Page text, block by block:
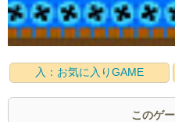
入：お気に入りGAME
このゲ